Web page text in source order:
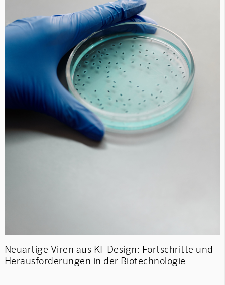
Neuartige Viren aus KI-Design: Fortschritte und
Herausforderungen in der Biotechnologie